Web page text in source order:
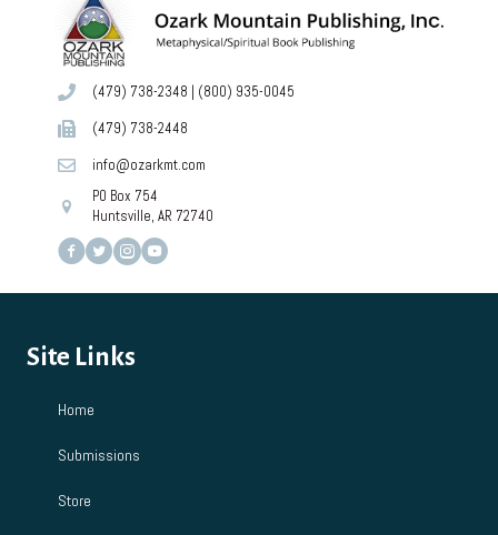
(479) 738-2348 | (800) 935-0045
(479) 738-2448
info@ozarkmt.com
PO Box 754
Huntsville, AR 72740
Site Links
Home
Submissions
Store